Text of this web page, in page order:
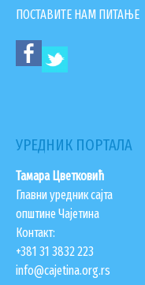
УСЛУГЕ
ПОРТАЛ Е-
ВОДИЧ КРОЗ
КОНКУРСИ,
ПОДНОШЕЊЕ
ГИС ЧАЈЕТИНА
ПОСТАВИТЕ
ПОСТАВИТЕ НАМ ПИТАЊЕ
УРЕДНИК ПОРТАЛА
Тамара Цветковић
Главни уредник сајта
општине Чајетина
Контакт:
+381 31 3832 223
info@cajetina.org.rs